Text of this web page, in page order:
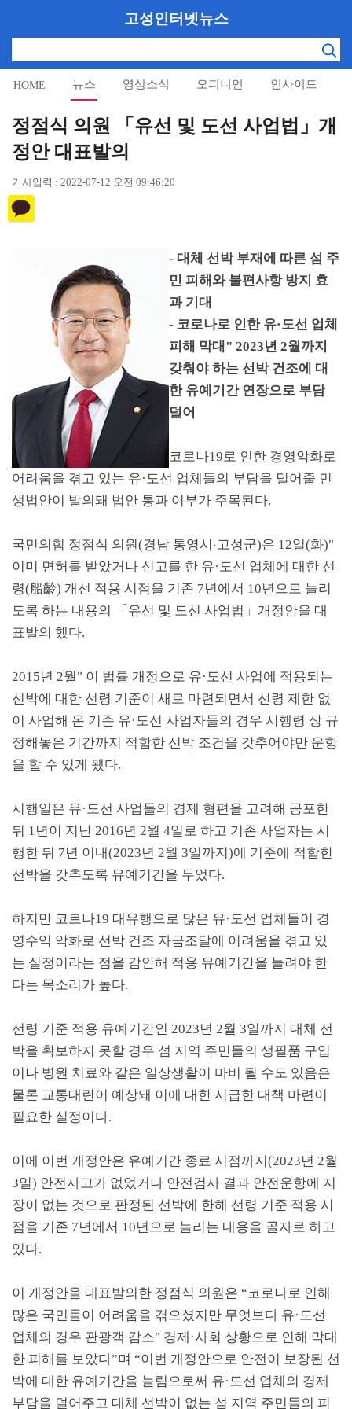
고성인터넷뉴스
HOME 뉴스 영상소식 오피니언 인사이드
알림마당
정점식 의원 「유선 및 도선 사업법」개
정안 대표발의
기사입력 : 2022-07-12 오전 09:46:20
- 대체 선박 부재에 따른 섬 주
민 피해와 불편사항 방지 효
과 기대
- 코로나로 인한 유·도선 업체
피해 막대 " 2023년 2월까지
갖춰야 하는 선박 건조에 대
한 유예기간 연장으로 부담
덜어
코로나19로 인한 경영악화로
어려움을 겪고 있는 유·도선 업체들의 부담을 덜어줄 민
생법안이 발의돼 법안 통과 여부가 주목된다.
국민의힘 정점식 의원(경남 통영시 ‧고성군)은 12일(화)"
이미 면허를 받았거나 신고를 한 유·도선 업체에 대한 선
령(船齡) 개선 적용 시점을 기존 7년에서 10년으로 늘리
도록 하는 내용의
「 유선 및 도선 사업법 」 개정안을 대
표발의 했다.
2015년 2월" 이 법률 개정으로 유·도선 사업에 적용되는
선박에 대한 선령 기준이 새로 마련되면서 선령 제한 없
이 사업해 온 기존 유·도선 사업자들의 경우 시행령 상 규
정해놓은 기간까지 적합한 선박 조건을 갖추어야만 운항
을 할 수 있게 됐다.
시행일은 유·도선 사업들의 경제 형편을 고려해 공포한
뒤 1년이 지난 2016년 2월 4일로 하고 기존 사업자는 시
행한 뒤 7년 이내(2023년 2월 3일까지)에 기준에 적합한
선박을 갖추도록 유예기간을 두었다.
하지만 코로나19 대유행으로 많은 유·도선 업체들이 경
영수익 악화로 선박 건조 자금조달에 어려움을 겪고 있
는 실정이라는 점을 감안해 적용 유예기간을 늘려야 한
다는 목소리가 높다.
선령 기준 적용 유예기간인 2023년 2월 3일까지 대체 선
박을 확보하지 못할 경우 섬 지역 주민들의 생필품 구입
이나 병원 치료와 같은 일상생활이 마비 될 수도 있음은
물론 교통대란이 예상돼 이에 대한 시급한 대책 마련이
필요한 실정이다.
이에 이번 개정안은 유예기간 종료 시점까지(2023년 2월
3일) 안전사고가 없었거나 안전검사 결과 안전운항에 지
장이 없는 것으로 판정된 선박에 한해 선령 기준 적용 시
점을 기존 7년에서 10년으로 늘리는 내용을 골자로 하고
있다.
이 개정안을 대표발의한 정점식 의원은 “코로나로 인해
많은 국민들이 어려움을 겪으셨지만 무엇보다 유·도선
업체의 경우 관광객 감소" 경제 ·사회 상황으로 인해 막대
한 피해를 보았다”며 “이번 개정안으로 안전이 보장된 선
박에 대한 유예기간을 늘림으로써 유·도선 업체의 경제
부담을 덜어주고 대체 선박이 없는 섬 지역 주민들의 피